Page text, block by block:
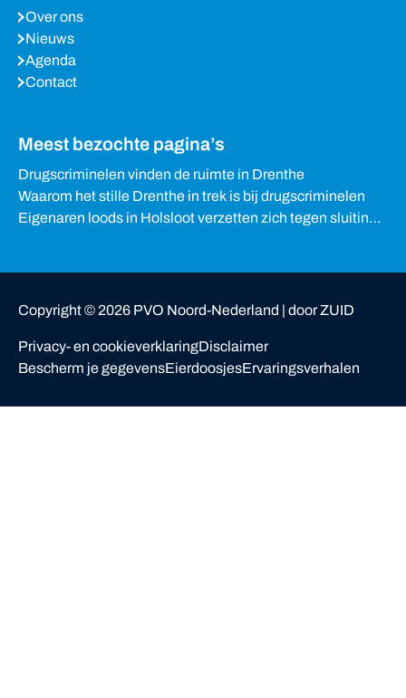
Over ons
Nieuws
Agenda
Contact
Meest bezochte pagina’s
Drugscriminelen vinden de ruimte in Drenthe
Waarom het stille Drenthe in trek is bij drugscriminelen
Eigenaren loods in Holsloot verzetten zich tegen sluiting
Copyright © 2026 PVO Noord-Nederland | door ZUID
Privacy- en cookieverklaringDisclaimer
Bescherm je gegevensEierdoosjesErvaringsverhalen